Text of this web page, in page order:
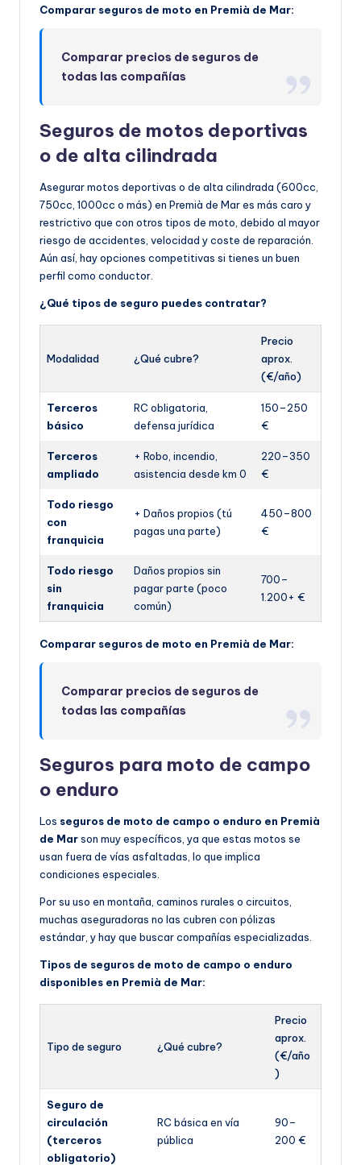
Comparar seguros de moto en Premià de Mar:
Comparar precios de seguros de
todas las compañías
Seguros de motos deportivas
o de alta cilindrada
Asegurar motos deportivas o de alta cilindrada (600cc,
750cc, 1000cc o más) en Premià de Mar es más caro y
restrictivo que con otros tipos de moto, debido al mayor
riesgo de accidentes, velocidad y coste de reparación.
Aún así, hay opciones competitivas si tienes un buen
perfil como conductor.
¿Qué tipos de seguro puedes contratar?
Modalidad ¿Qué cubre?
Precio
aprox.
(€/año)
Terceros
básico
RC obligatoria,
defensa jurídica
150–250
€
Terceros
ampliado
+ Robo, incendio,
asistencia desde km 0
220–350
€
Todo riesgo
con
franquicia
+ Daños propios (tú
pagas una parte)
450–800
€
Todo riesgo
sin
franquicia
Daños propios sin
pagar parte (poco
común)
700–
1.200+ €
Comparar seguros de moto en Premià de Mar:
Comparar precios de seguros de
todas las compañías
Seguros para moto de campo
o enduro
Los seguros de moto de campo o enduro en Premià
de Marson muy específicos, ya que estas motos se
usan fuera de vías asfaltadas, lo que implica
condiciones especiales.
Por su uso en montaña, caminos rurales o circuitos,
muchas aseguradoras no las cubren con pólizas
estándar, y hay que buscar compañías especializadas.
Tipos de seguros de moto de campo o enduro
disponibles en Premià de Mar:
Tipo de seguro ¿Qué cubre?
Precio
aprox.
(€/año
)
Seguro de
circulación
(terceros
obligatorio)
RC básica en vía
pública
90–
200 €